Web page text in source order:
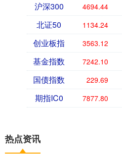
沪深300 4694.44
北证50 1134.24
创业板指 3563.12
基金指数 7242.10
国债指数 229.69
期指IC0 7877.80
热点资讯